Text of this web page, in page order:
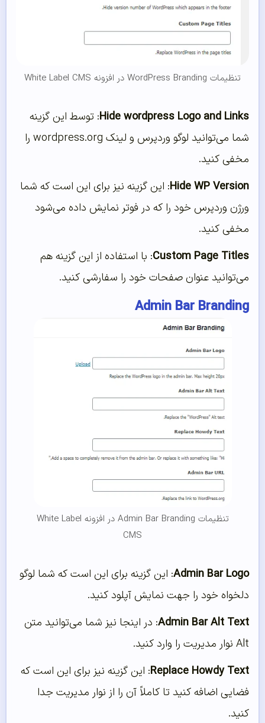
تنظیمات WordPress Branding در افزونه White Label CMS
Hide wordpress Logo and Links: توسط این گزینه
شما می‌توانید لوگو وردپرس و لینک wordpress.org را
مخفی کنید.
Hide WP Version: این گزینه نیز برای این است که شما
ورژن وردپرس خود را که در فوتر نمایش داده می‌شود
مخفی کنید.
Custom Page Titles: با استفاده از این گزینه هم
می‌توانید عنوان صفحات خود را سفارشی کنید.
Admin Bar Branding
تنظیمات Admin Bar Branding در افزونه White Label
CMS
Admin Bar Logo: این گزینه برای این است که شما لوگو
دلخواه خود را جهت نمایش آپلود کنید.
Admin Bar Alt Text: در اینجا نیز شما می‌توانید متن
Alt نوار مدیریت را وارد کنید.
Replace Howdy Text: این گزینه نیز برای این است که
فضایی اضافه کنید تا کاملاً آن را از نوار مدیریت جدا
کنید.